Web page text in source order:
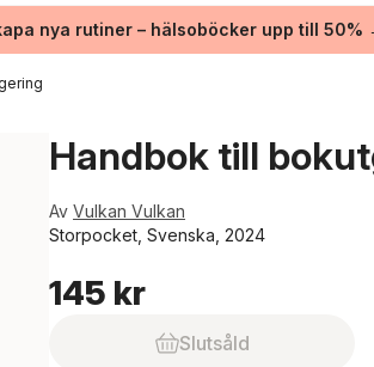
nya rutiner – hälsoböcker upp till 50%
Handbok till
Av Vulkan Vulkan
Storpocket, Svenska, 2024
145 kr
Slutsåld